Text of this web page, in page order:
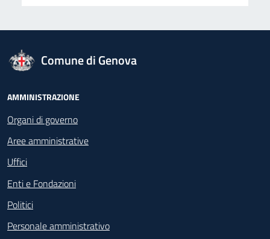
logo Unione Europea
Comune di Genova
Footer - Navigazione
AMMINISTRAZIONE
Organi di governo
Aree amministrative
Uffici
Enti e Fondazioni
Politici
Personale amministrativo